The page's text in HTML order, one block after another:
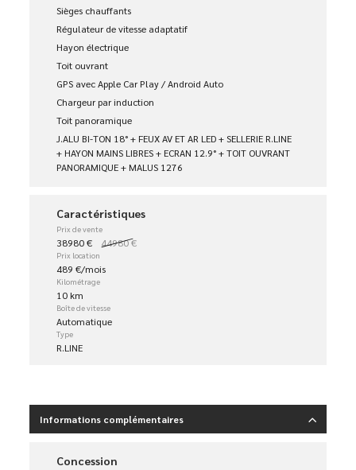
Sièges chauffants
Régulateur de vitesse adaptatif
Hayon électrique
Toit ouvrant
GPS avec Apple Car Play / Android Auto
Chargeur par induction
Toit panoramique
J.ALU BI-TON 18° + FEUX AV ET AR LED + SELLERIE R.LINE
+ HAYON MAINS LIBRES + ECRAN 12.9° + TOIT OUVRANT
PANORAMIQUE + MALUS 1276 
Caractéristiques
Prix de vente
38980 € 44980 €
Prix location
489 €/mois
Kilométrage
10 km
Boîte de vitesse
Automatique
Type
R.LINE
Informations complémentaires
Concession